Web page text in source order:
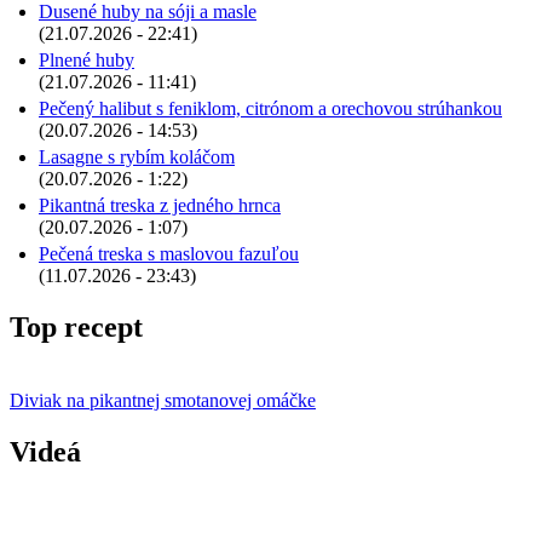
Dusené huby na sóji a masle
(21.07.2026 - 22:41)
Plnené huby
(21.07.2026 - 11:41)
Pečený halibut s feniklom, citrónom a orechovou strúhankou
(20.07.2026 - 14:53)
Lasagne s rybím koláčom
(20.07.2026 - 1:22)
Pikantná treska z jedného hrnca
(20.07.2026 - 1:07)
Pečená treska s maslovou fazuľou
(11.07.2026 - 23:43)
Top recept
Diviak na pikantnej smotanovej omáčke
Videá